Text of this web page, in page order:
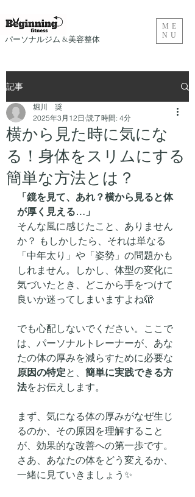
​パーソナルジム &美容整体
ME
NU
記事
横から見た時に気にな
る！身体をスリムにする
簡単な方法とは？
堀川 奨
2025年3月12日 読了時間: 4分
「鏡を見て、あれ？横から見ると体
が厚く見える…」
そんな風に感じたこと、ありません
か？ もしかしたら、それは単なる
「中年太り」や「姿勢」の問題かも
しれません。しかし、体型の変化に
気づいたとき、どこから手をつけて
良いか迷ってしまいますよね🫣
でも心配しないでください。ここで
は、パーソナルトレーナーが、あな
たの体の厚みを減らすために必要な
原因の特定と、 簡単に実践できる方
法をお伝えします。
まず、気になる体の厚みがなぜ生じ
るのか、その原因を理解すること
が、効果的な改善への第一歩です。
さあ、あなたの体をどう変えるか、
一緒に見ていきましょう✨